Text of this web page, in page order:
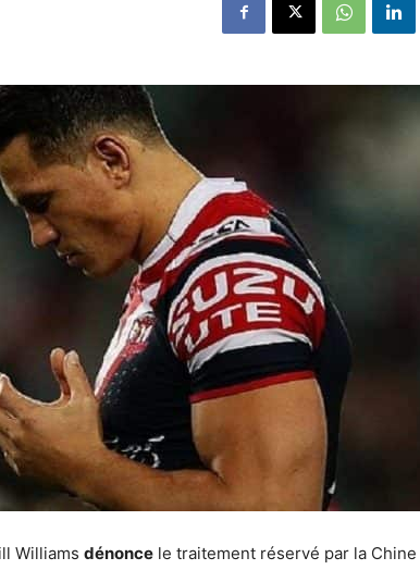
Williams dénonce le traitement réservé par la Chine